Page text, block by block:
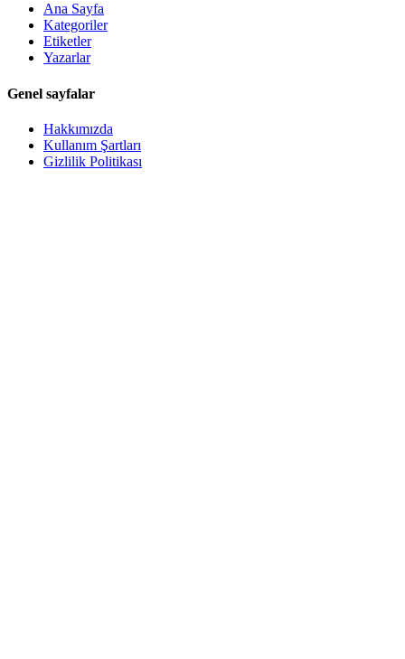
Ana Sayfa
Kategoriler
Etiketler
Yazarlar
Genel sayfalar
Hakkımızda
Kullanım Şartları
Gizlilik Politikası